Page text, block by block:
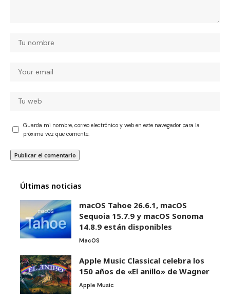
Guarda mi nombre, correo electrónico y web en este navegador para la
próxima vez que comente.
Últimas noticias
macOS Tahoe 26.6.1, macOS
Sequoia 15.7.9 y macOS Sonoma
14.8.9 están disponibles
MacOS
Apple Music Classical celebra los
150 años de «El anillo» de Wagner
Apple Music